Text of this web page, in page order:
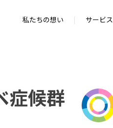
私たちの想い | サービス
症候群